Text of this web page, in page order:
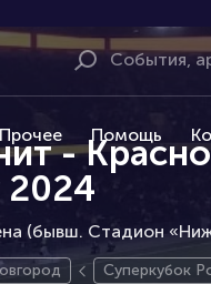
Прочее Помощь
-
2024
(бывш. Стадион
Суперкубок